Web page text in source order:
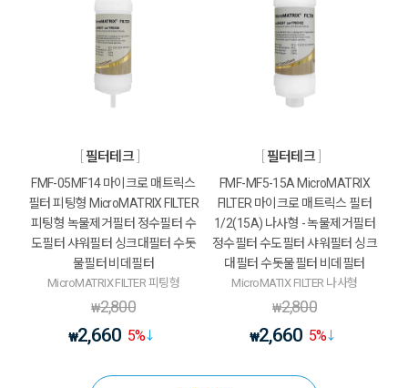
필터테크
FMF-05MF14 마이크로 매트릭스
필터 피팅형 MicroMATRIX FILTER
피팅형 녹물제거필터 정수필터 수
도필터 샤워필터 싱크대필터 수돗
물필터 비데필터
MicroMATRIX FILTER 피팅형
₩2,800
₩2,660 5%
필터테크
FMF-MF5-15A MicroMATRIX
FILTER 마이크로 매트릭스 필터
1/2(15A) 나사형 - 녹물제거필터
정수필터 수도필터 샤워필터 싱크
대필터 수돗물필터 비데필터
MicroMATIX FILTER 나사형
₩2,800
₩2,660 5%